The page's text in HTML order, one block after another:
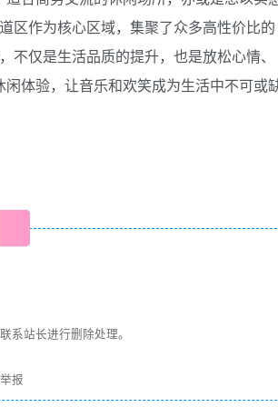
区作为核心区域，集聚了众多高性价比的
仅是生活品质的提升，也是放松心情、
体验，让音乐和欢笑成为生活中不可或
系站长进行删除处理。
报